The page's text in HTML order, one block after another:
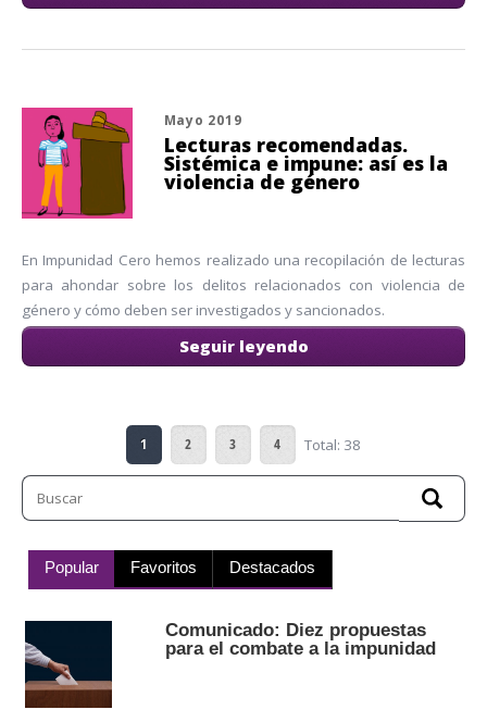
Mayo 2019
Lecturas recomendadas.
Sistémica e impune: así es la
violencia de género
En Impunidad Cero hemos realizado una recopilación de lecturas
para ahondar sobre los delitos relacionados con violencia de
género y cómo deben ser investigados y sancionados.
Seguir leyendo
1 2 3 4 Total: 38
Popular Favoritos Destacados
Comunicado: Diez propuestas
para el combate a la impunidad